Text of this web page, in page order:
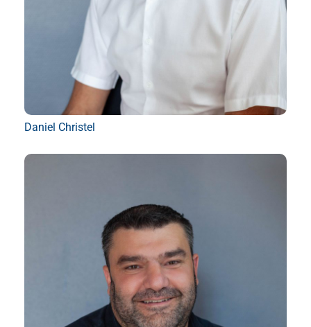
Daniel Christel